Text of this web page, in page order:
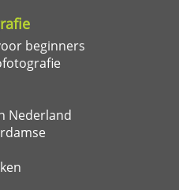
beginners
Nederland